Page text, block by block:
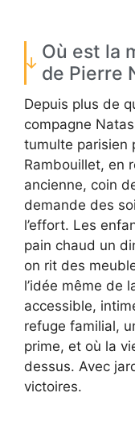
Où est la
de Pierre
Depuis plus de
compagne
tumulte parisien
Rambouillet, en
ancienne, coin
demande des
l’effort. Les
pain chaud un
on rit des
l’idée même de
accessible,
refuge familial,
prime, et où la
dessus. Avec
victoires.